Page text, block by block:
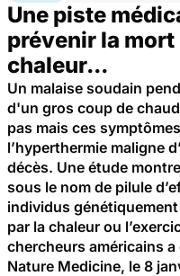
Une piste
prévenir la mort
chaleur...
Un malaise soudain
d'un gros coup de
pas mais ces
l’hyperthermie maligne
décès. Une étude
sous le nom de pilule
individus
par la chaleur ou
chercheurs américains
Nature Medicine, le 8